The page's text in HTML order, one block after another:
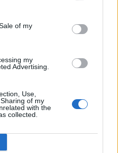
of my
my
Advertising.
Use,
of my
with the
collected.
παραβιάζεται η
των πολιτών
4 §1 του
η συνταγματική
οικονομικά βάρη
του (άρθρο 4 § 5 Σ).
και παρατεταμένης